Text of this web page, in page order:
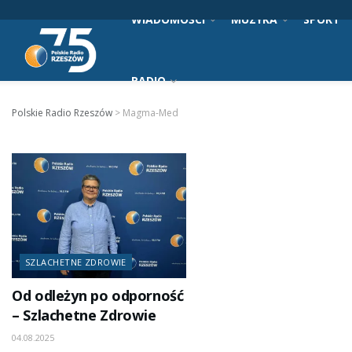
WIADOMOŚCI MUZYKA SPORT
RADIO
Polskie Radio Rzeszów > Magma-Med
SZLACHETNE ZDROWIE
Od odleżyn po odporność
– Szlachetne Zdrowie
04.08.2025